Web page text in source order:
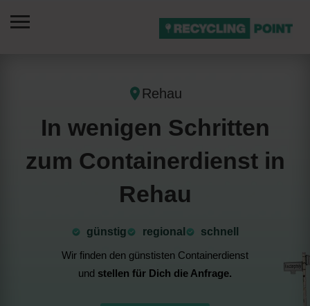
Rehau
In wenigen Schritten
zum Containerdienst in
Rehau
günstig ⁠regional
schnell
Wir finden den günstisten Containerdienst
und stellen für Dich die Anfrage.